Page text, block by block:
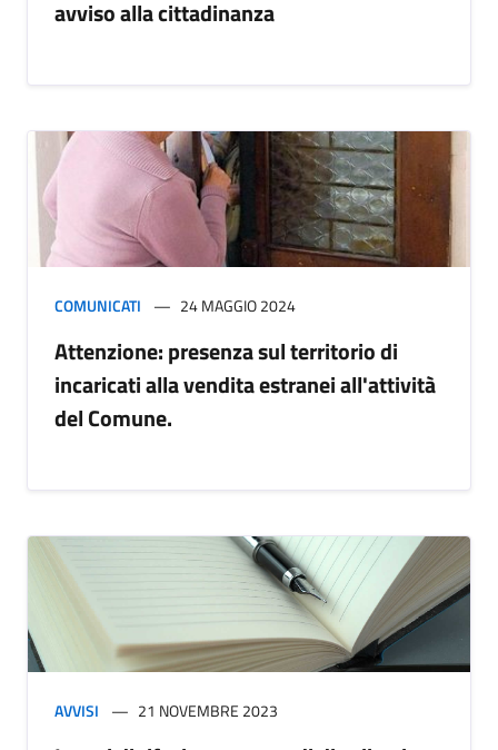
avviso alla cittadinanza
COMUNICATI 24 MAGGIO 2024
Attenzione: presenza sul territorio di
incaricati alla vendita estranei all'attività
del Comune.
AVVISI 21 NOVEMBRE 2023